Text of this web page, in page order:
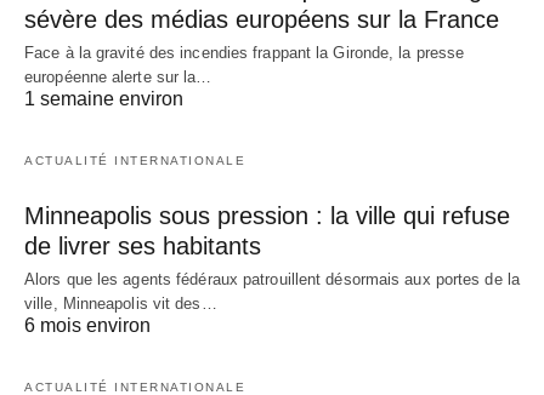
sévère des médias européens sur la France
Face à la gravité des incendies frappant la Gironde, la presse
européenne alerte sur la…
1 semaine environ
ACTUALITÉ INTERNATIONALE
Minneapolis sous pression : la ville qui refuse
de livrer ses habitants
Alors que les agents fédéraux patrouillent désormais aux portes de la
ville, Minneapolis vit des…
6 mois environ
ACTUALITÉ INTERNATIONALE